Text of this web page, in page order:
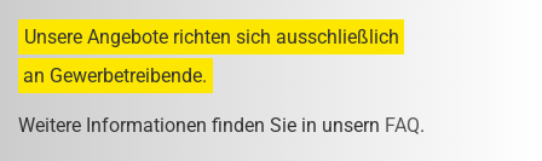
Unsere Angebote richten sich ausschließlich
an Gewerbetreibende.
Weitere Informationen finden Sie in unsern FAQ.